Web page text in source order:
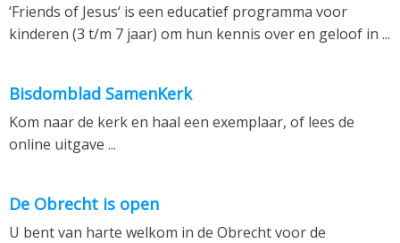
‘Friends of Jesus‘ is een educatief programma voor
kinderen (3 t/m 7 jaar) om hun kennis over en geloof in ...
Bisdomblad SamenKerk
Kom naar de kerk en haal een exemplaar, of lees de
online uitgave ...
De Obrecht is open
U bent van harte welkom in de Obrecht voor de